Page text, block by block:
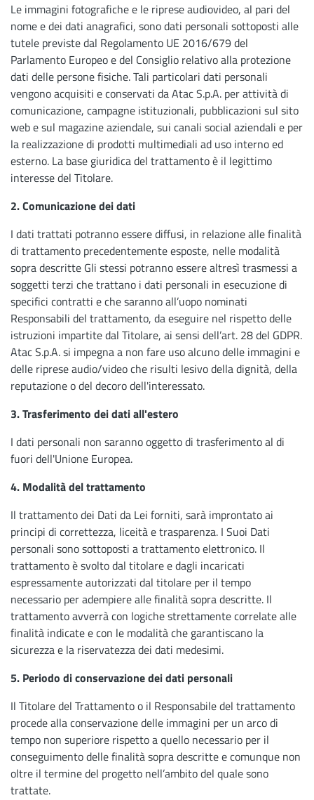
Le immagini fotografiche e le riprese audiovideo, al pari del
nome e dei dati anagrafici, sono dati personali sottoposti alle
tutele previste dal Regolamento UE 2016/679 del
Parlamento Europeo e del Consiglio relativo alla protezione
dati delle persone fisiche. Tali particolari dati personali
vengono acquisiti e conservati da Atac S.p.A. per attività di
comunicazione, campagne istituzionali, pubblicazioni sul sito
web e sul magazine aziendale, sui canali social aziendali e per
la realizzazione di prodotti multimediali ad uso interno ed
esterno. La base giuridica del trattamento è il legittimo
interesse del Titolare.
2. Comunicazione dei dati
I dati trattati potranno essere diffusi, in relazione alle finalità
di trattamento precedentemente esposte, nelle modalità
sopra descritte Gli stessi potranno essere altresì trasmessi a
soggetti terzi che trattano i dati personali in esecuzione di
specifici contratti e che saranno all’uopo nominati
Responsabili del trattamento, da eseguire nel rispetto delle
istruzioni impartite dal Titolare, ai sensi dell’art. 28 del GDPR.
Atac S.p.A. si impegna a non fare uso alcuno delle immagini e
delle riprese audio/video che risulti lesivo della dignità, della
reputazione o del decoro dell'interessato.
3. Trasferimento dei dati all'estero
I dati personali non saranno oggetto di trasferimento al di
fuori dell'Unione Europea.
4. Modalità del trattamento
Il trattamento dei Dati da Lei forniti, sarà improntato ai
principi di correttezza, liceità e trasparenza. I Suoi Dati
personali sono sottoposti a trattamento elettronico. Il
trattamento è svolto dal titolare e dagli incaricati
espressamente autorizzati dal titolare per il tempo
necessario per adempiere alle finalità sopra descritte. Il
trattamento avverrà con logiche strettamente correlate alle
finalità indicate e con le modalità che garantiscano la
sicurezza e la riservatezza dei dati medesimi.
5. Periodo di conservazione dei dati personali
Il Titolare del Trattamento o il Responsabile del trattamento
procede alla conservazione delle immagini per un arco di
tempo non superiore rispetto a quello necessario per il
conseguimento delle finalità sopra descritte e comunque non
oltre il termine del progetto nell’ambito del quale sono
trattate.